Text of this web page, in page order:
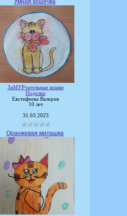
Умная кошечка
ЗаМУРчательные кошки
Поделки
Евстифеева Валерия
10 лет
31.03.2023
Оранжевая милашка